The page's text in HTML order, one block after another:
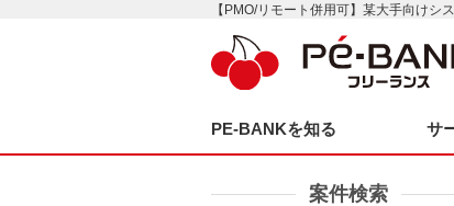
【PMO/リモート併用可】某大手向けシ
PE-BANKを知る サ
案件検索